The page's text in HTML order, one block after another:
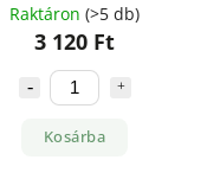
Raktáron (>5 db)
3 120 Ft
Kosárba